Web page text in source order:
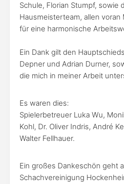
Schule, Florian Stumpf, sowie
Hausmeisterteam, allen voran
für eine harmonische
Ein Dank gilt den
Depner und Adrian Durner,
die mich in meiner Arbeit
Es waren dies:
Spielerbetreuer Luka Wu,
Kohl, Dr. Oliver Indris, André
Walter Fellhauer.
Ein großes Dankeschön geht
Schachvereinigung